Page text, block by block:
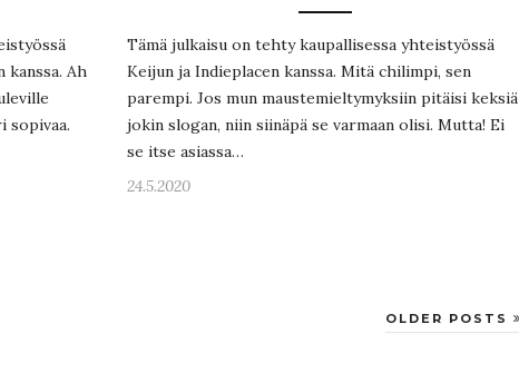
kanssa. Ah
sopivaa.
Tämä julkaisu on tehty kaupallisessa yhteistyössä
Keijun ja Indieplacen kanssa. Mitä chilimpi, sen
parempi. Jos mun maustemieltymyksiin pitäisi keksiä
jokin slogan, niin siinäpä se varmaan olisi. Mutta! Ei
se itse asiassa…
24.5.2020
OLDER POSTS